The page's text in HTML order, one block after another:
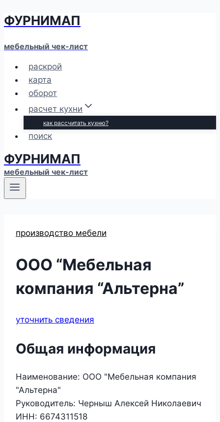
Перейти
содержимому
ФУРНИМАП
мебельный чек-лист
раскрой
карта
оборот
расчет кухни
как рассчитать кухню?
поиск
ФУРНИМАП
мебельный чек-лист
производство мебели
ООО “Мебельная
компания “Альтерна”
уточнить сведения
Общая информация
Наименование: ООО "Мебельная компания
"Альтерна"
Руководитель: Черныш Алексей Николаевич
ИНН: 6674311518